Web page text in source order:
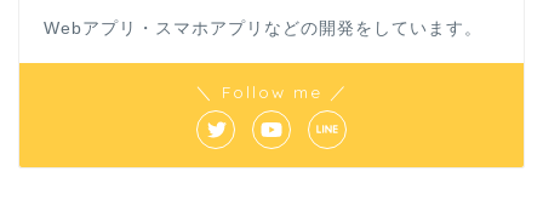
Webアプリ・スマホアプリなどの開発をしています。
＼ Follow me ／